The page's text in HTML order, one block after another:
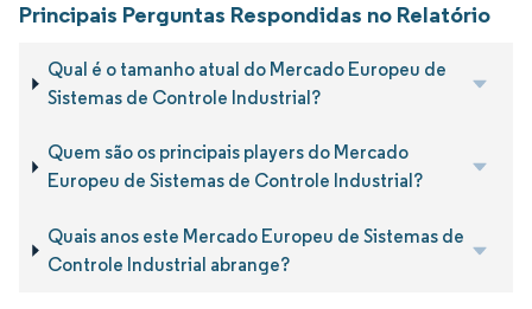
Principais Perguntas Respondidas no Relatório
Qual é o tamanho atual do Mercado Europeu de
Sistemas de Controle Industrial?
Quem são os principais players do Mercado
Europeu de Sistemas de Controle Industrial?
Quais anos este Mercado Europeu de Sistemas de
Controle Industrial abrange?